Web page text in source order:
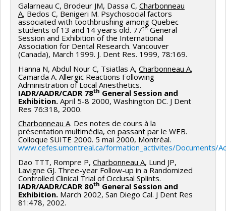
Galarneau C, Brodeur JM, Dassa C, Charbonneau
A, Bedos C, Benigeri M. Psychosocial factors
associated with toothbrushing among Quebec
students of 13 and 14 years old. 77thGeneral
Session and Exhibition of the International
Association for Dental Research. Vancouver
(Canada), March 1999. J. Dent Res. 1999, 78:169.
Hanna N, Abdul Nour C, Tsiatlas A, Charbonneau A,
Camarda A. Allergic Reactions Following
Administration of Local Anesthetics.
IADR/AADR/CADR 78th General Session and
Exhibition. April 5-8 2000, Washington DC. J Dent
Res 76:318, 2000.
Charbonneau A. Des notes de cours à la
présentation multimédia, en passant par le WEB.
Colloque SUITE 2000. 5 mai 2000, Montréal.
www.cefes.umontreal.ca/formation_activites/Documents/
Dao TTT, Rompre P, Charbonneau A, Lund JP,
Lavigne GJ. Three-year Follow-up in a Randomized
Controlled Clinical Trial of Occlusal Splints.
IADR/AADR/CADR 80th General Session and
Exhibition. March 2002, San Diego Cal. J Dent Res
81:478, 2002.